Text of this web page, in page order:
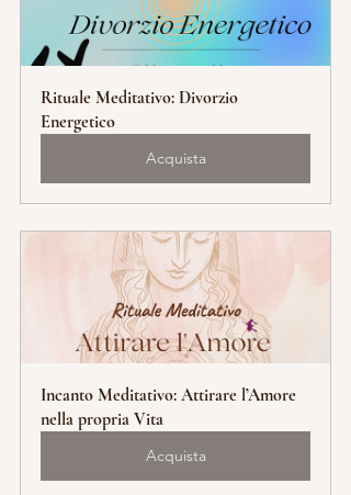
Rituale Meditativo: Divorzio
Energetico
Acquista
Incanto Meditativo: Attirare l’Amore
nella propria Vita
Acquista